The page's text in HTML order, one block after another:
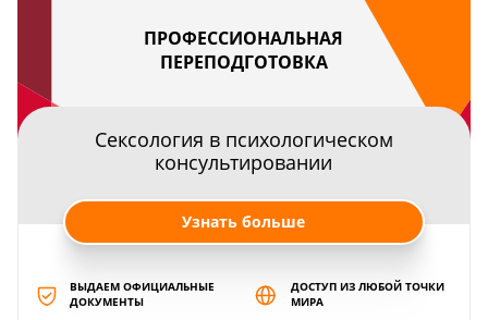
ПРОФЕССИОНАЛЬНАЯ
ПЕРЕПОДГОТОВКА
Сексология в психологическом
консультировании
Узнать больше
ВЫДАЕМ ОФИЦИАЛЬНЫЕ
ДОКУМЕНТЫ
ДОСТУП ИЗ ЛЮБОЙ ТОЧКИ
МИРА